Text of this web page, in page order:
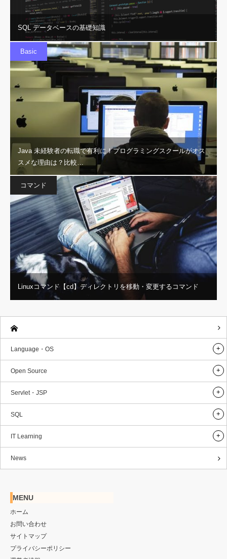
SQL データベースの基礎知識
Basic
Java 未経験者の転職で有利に！プログラミングスクールがオス
スメな理由は？比較…
コマンド
Linuxコマンド【cd】ディレクトリを移動・変更するコマンド
Language・OS
Open Source
Servlet・JSP
SQL
IT Learning
News
MENU
ホーム
お問い合わせ
サイトマップ
プライバシーポリシー